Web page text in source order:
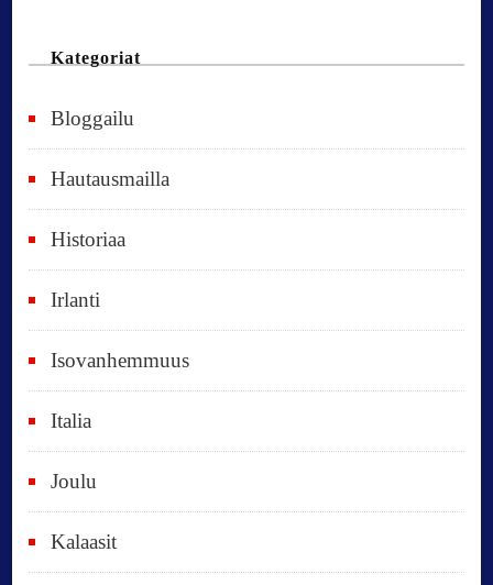
e
v
u
o
e
t
,
i
k
Kategoriat
Bloggailu
Hautausmailla
Historiaa
Irlanti
Isovanhemmuus
Italia
Joulu
Kalaasit